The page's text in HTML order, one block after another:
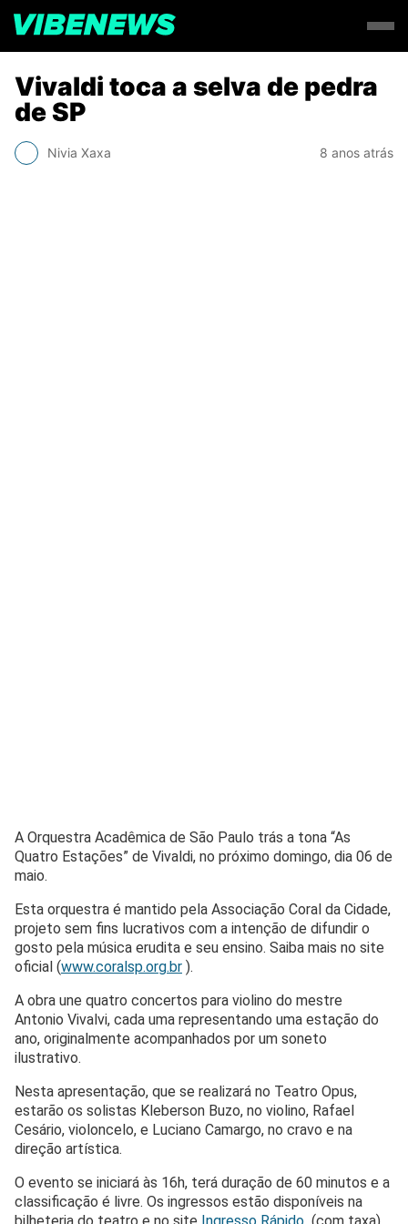
Vivaldi toca a selva de pedra
de SP
Nivia Xaxa 8 anos atrás
A Orquestra Acadêmica de São Paulo trás a tona “As
Quatro Estações” de Vivaldi, no próximo domingo, dia 06 de
maio.
Esta orquestra é mantido pela Associação Coral da Cidade,
projeto sem fins lucrativos com a intenção de difundir o
gosto pela música erudita e seu ensino. Saiba mais no site
oficial (www.coralsp.org.br ).
A obra une quatro concertos para violino do mestre
Antonio Vivalvi, cada uma representando uma estação do
ano, originalmente acompanhados por um soneto
ilustrativo.
Nesta apresentação, que se realizará no Teatro Opus,
estarão os solistas Kleberson Buzo, no violino, Rafael
Cesário, violoncelo, e Luciano Camargo, no cravo e na
direção artística.
O evento se iniciará às 16h, terá duração de 60 minutos e a
classificação é livre. Os ingressos estão disponíveis na